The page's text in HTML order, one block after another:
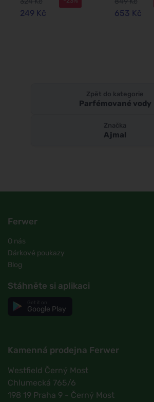
249 Kč 653 Kč
Zpět do kategorie
Parfémované vody
Značka
Ajmal
Ferwer
O nás
Dárkové poukazy
Blog
Stáhněte si aplikaci
Google Play
Kamenná prodejna Ferwer
Westfield Černý Most
Chlumecká 765/6
198 19 Praha 9 - Černý Most